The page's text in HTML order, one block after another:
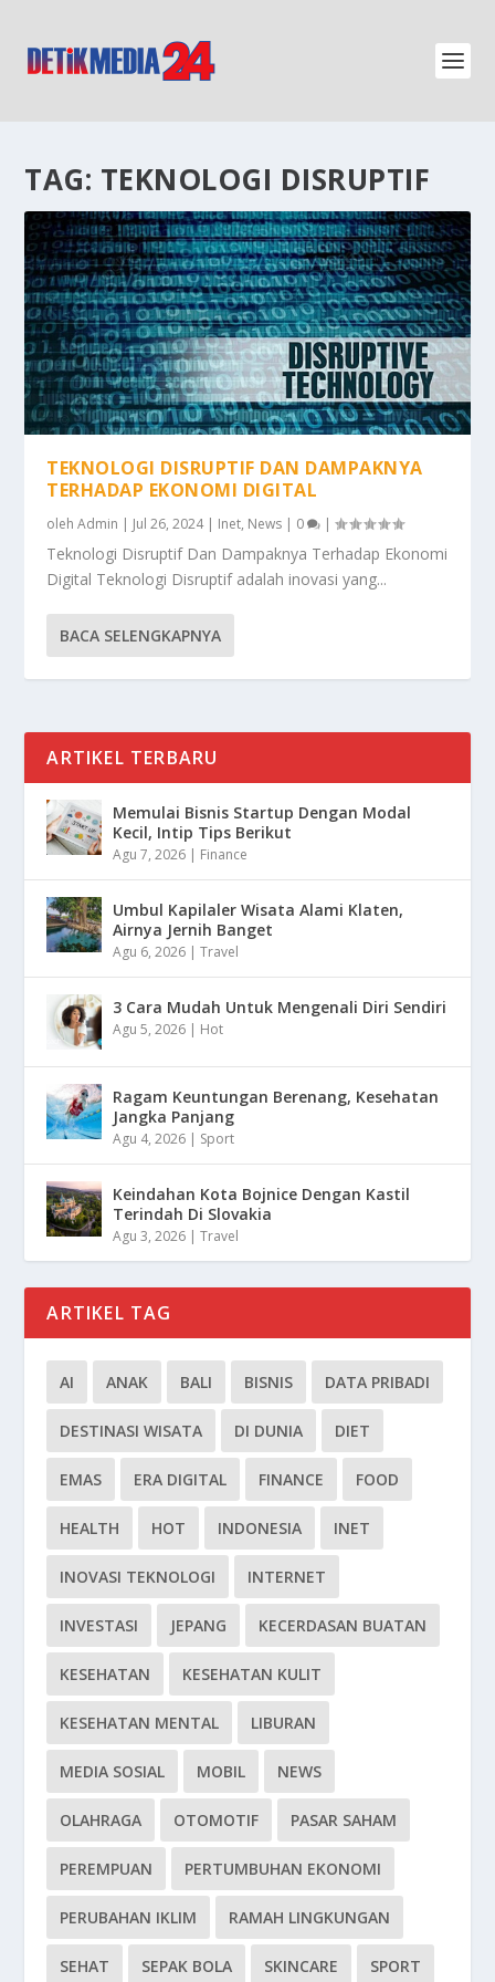
TAG: TEKNOLOGI DISRUPTIF
TEKNOLOGI DISRUPTIF DAN DAMPAKNYA
TERHADAP EKONOMI DIGITAL
olehAdmin | Jul 26, 2024| Inet, News | 0 |
Teknologi Disruptif Dan Dampaknya Terhadap Ekonomi
Digital Teknologi Disruptif adalah inovasi yang...
BACA SELENGKAPNYA
ARTIKEL TERBARU
Memulai Bisnis Startup Dengan Modal
Kecil, Intip Tips Berikut
Agu 7, 2026 | Finance
Umbul Kapilaler Wisata Alami Klaten,
Airnya Jernih Banget
Agu 6, 2026 |Travel
3 Cara Mudah Untuk Mengenali Diri Sendiri
Agu 5, 2026 | Hot
Ragam Keuntungan Berenang, Kesehatan
Jangka Panjang
Agu 4, 2026 | Sport
Keindahan Kota Bojnice Dengan Kastil
Terindah Di Slovakia
Agu 3, 2026 |Travel
ARTIKEL TAG
AI ANAK BALI BISNIS DATA PRIBADI
DESTINASI WISATA DI DUNIA DIET
EMAS ERA DIGITAL FINANCE FOOD
HEALTH HOT INDONESIA INET
INOVASI TEKNOLOGI INTERNET
INVESTASI JEPANG KECERDASAN BUATAN
KESEHATAN KESEHATAN KULIT
KESEHATAN MENTAL LIBURAN
MEDIA SOSIAL MOBIL NEWS
OLAHRAGA OTOMOTIF PASAR SAHAM
PEREMPUAN PERTUMBUHAN EKONOMI
PERUBAHAN IKLIM RAMAH LINGKUNGAN
SEHAT SEPAK BOLA SKINCARE SPORT